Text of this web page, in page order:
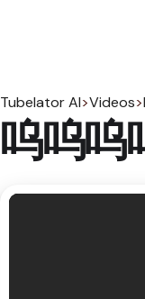
Tubelator AI>Videos>
呜呜呜